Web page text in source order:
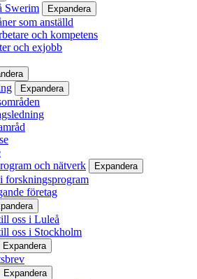
Swerim Expandera
som anställd
och kompetens
och exjobb
Expandera
och nätverk
Expandera
forskningsprogram
företag
oss i Luleå
oss i Stockholm
Expandera
Expandera